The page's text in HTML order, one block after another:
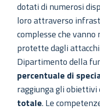
dotati di numerosi
loro attraverso
complesse che
protette dagli
Dipartimento della
percentuale di
raggiunga gli obiettivi
totale. Le